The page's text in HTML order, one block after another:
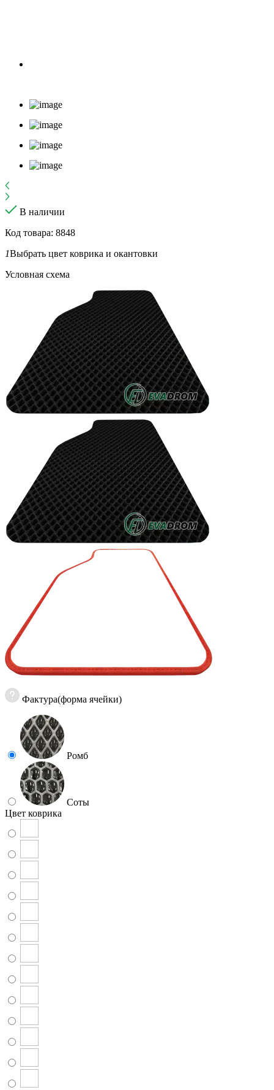
В наличии
Код товара: 8848
1Выбрать цвет коврика и окантовки
Условная схема
Фактура(форма ячейки)
Ромб
Соты
Цвет коврика